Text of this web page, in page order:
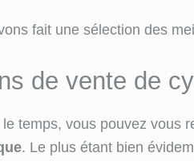
fait une sélection des
de vente de
temps, vous pouvez vous
. Le plus étant bien